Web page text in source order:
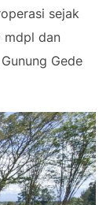
sejak
mdpl dan
Gede